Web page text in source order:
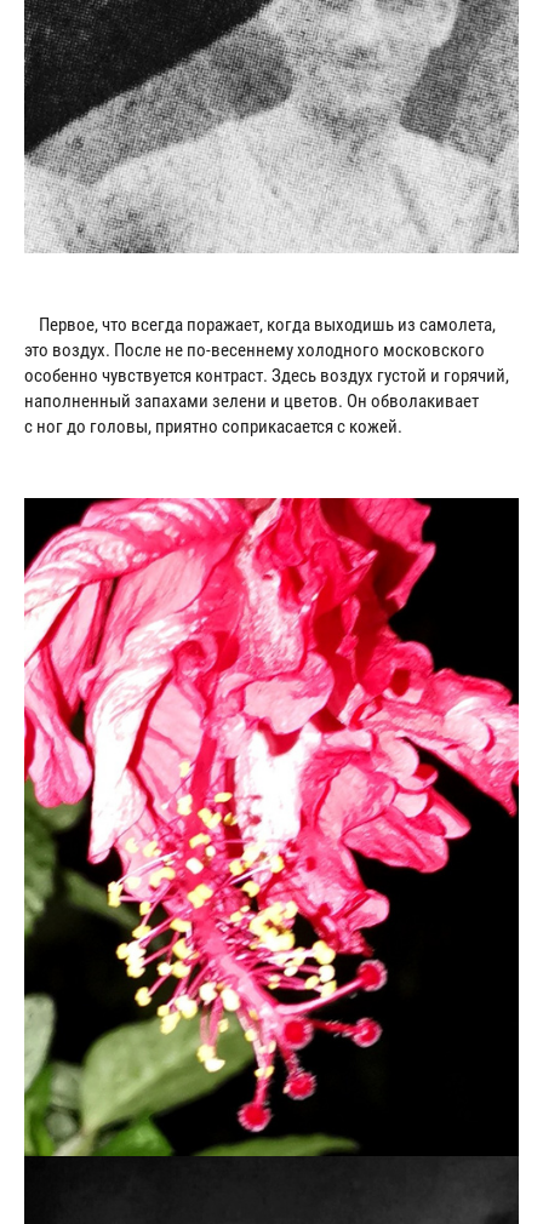
Первое, что всегда поражает, когда выходишь из самолета,
это воздух. После не по-весеннему холодного московского
особенно чувствуется контраст. Здесь воздух густой и горячий,
наполненный запахами зелени и цветов. Он обволакивает
с ног до головы, приятно соприкасается с кожей.